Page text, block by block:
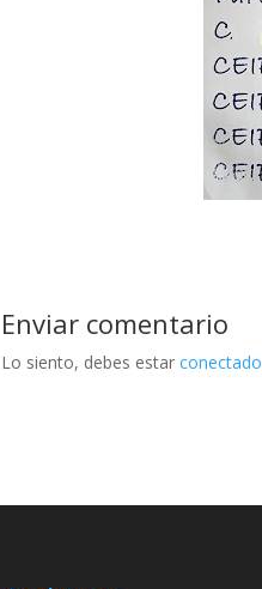
Enviar comentario
Lo siento, debes estarconectado